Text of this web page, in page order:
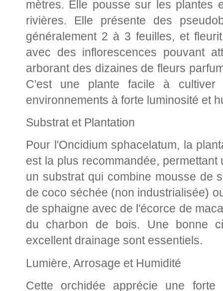
mètres. Elle pousse sur les plantes
rivières. Elle présente des
généralement 2 à 3 feuilles, et
avec des inflorescences pouvant
arborant des dizaines de fleurs
C'est une plante facile à cultiver
environnements à forte luminosité et
Substrat et Plantation
Pour l'Oncidium sphacelatum, la
est la plus recommandée,
un substrat qui combine mousse de
de coco séchée (non industrialisée)
de sphaigne avec de l'écorce de
du charbon de bois. Une bonne
excellent drainage sont essentiels.
Lumière, Arrosage et Humidité
Cette orchidée apprécie une